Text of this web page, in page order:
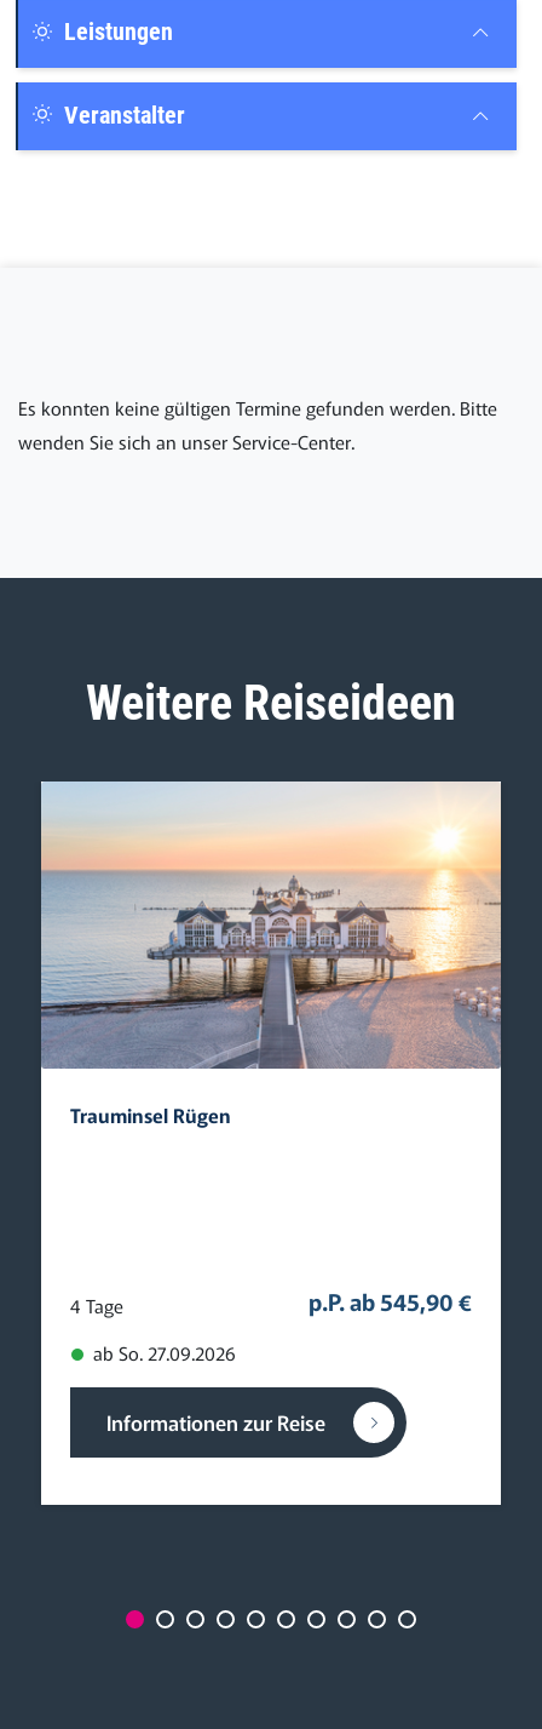
Leistungen
Veranstalter
Es konnten keine gültigen Termine gefunden werden. Bitte
wenden Sie sich an unser Service-Center.
Weitere Reiseideen
Trauminsel Rügen
4 Tage
ab So. 27.09.2026
p.P. ab 545,90 €
Informationen zur Reise